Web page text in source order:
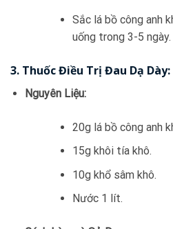
Sắc lá bồ công anh
uống trong 3-5 ngày.
3. Thuốc Điều Trị Đau Dạ Dày:
Nguyên Liệu:
20g lá bồ công anh
15g khôi tía khô.
10g khổ sâm khô.
Nước 1 lít.